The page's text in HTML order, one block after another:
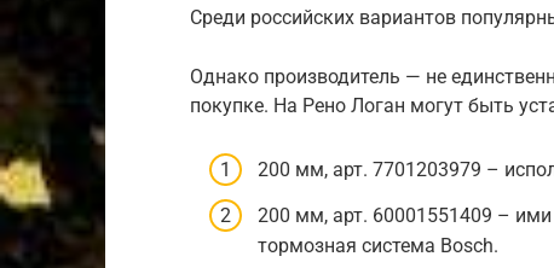
Среди российских вариантов
Однако производитель — не
покупке. На Рено Логан могут быть
200 мм, арт. 7701203979 –
200 мм, арт. 60001551409 –
тормозная система Bosch.